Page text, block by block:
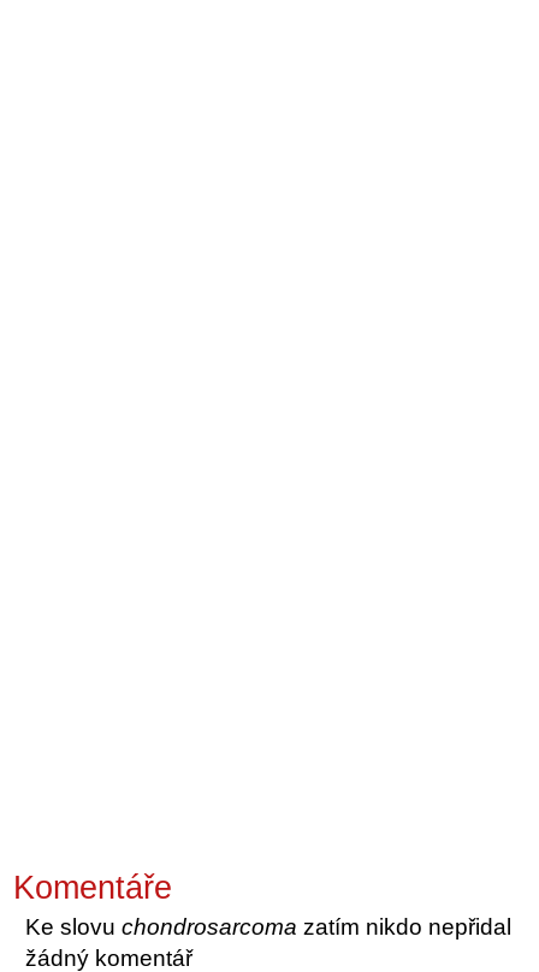
Komentáře
Ke slovuchondrosarcoma zatím nikdo nepřidal
žádný komentář